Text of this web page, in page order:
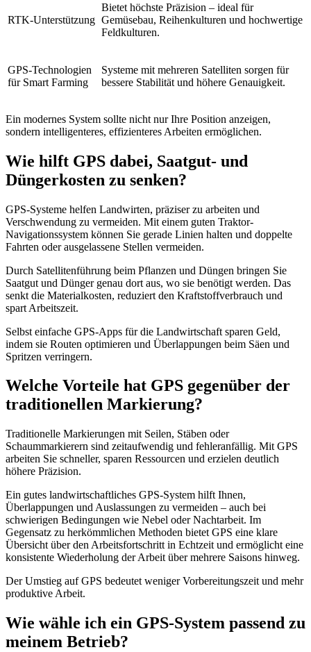
RTK-Unterstützung
Bietet höchste Präzision – ideal für
Gemüsebau, Reihenkulturen und hochwertige
Feldkulturen.
GPS-Technologien
für Smart Farming
Systeme mit mehreren Satelliten sorgen für
bessere Stabilität und höhere Genauigkeit.
Ein modernes System sollte nicht nur Ihre Position anzeigen,
sondern intelligenteres, effizienteres Arbeiten ermöglichen.
Wie hilft GPS dabei, Saatgut- und
Düngerkosten zu senken?
GPS-Systeme helfen Landwirten, präziser zu arbeiten und
Verschwendung zu vermeiden. Mit einem guten Traktor-
Navigationssystem können Sie gerade Linien halten und doppelte
Fahrten oder ausgelassene Stellen vermeiden.
Durch Satellitenführung beim Pflanzen und Düngen bringen Sie
Saatgut und Dünger genau dort aus, wo sie benötigt werden. Das
senkt die Materialkosten, reduziert den Kraftstoffverbrauch und
spart Arbeitszeit.
Selbst einfache GPS-Apps für die Landwirtschaft sparen Geld,
indem sie Routen optimieren und Überlappungen beim Säen und
Spritzen verringern.
Welche Vorteile hat GPS gegenüber der
traditionellen Markierung?
Traditionelle Markierungen mit Seilen, Stäben oder
Schaummarkierern sind zeitaufwendig und fehleranfällig. Mit GPS
arbeiten Sie schneller, sparen Ressourcen und erzielen deutlich
höhere Präzision.
Ein gutes landwirtschaftliches GPS-System hilft Ihnen,
Überlappungen und Auslassungen zu vermeiden – auch bei
schwierigen Bedingungen wie Nebel oder Nachtarbeit. Im
Gegensatz zu herkömmlichen Methoden bietet GPS eine klare
Übersicht über den Arbeitsfortschritt in Echtzeit und ermöglicht eine
konsistente Wiederholung der Arbeit über mehrere Saisons hinweg.
Der Umstieg auf GPS bedeutet weniger Vorbereitungszeit und mehr
produktive Arbeit.
Wie wähle ich ein GPS-System passend zu
meinem Betrieb?